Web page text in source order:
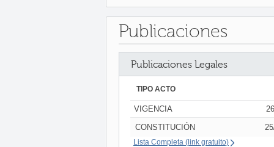
Publicaciones
Publicaciones Legales
TIPO ACTO
VIGENCIA
CONSTITUCIÓN
Lista Completa (link gratuito)